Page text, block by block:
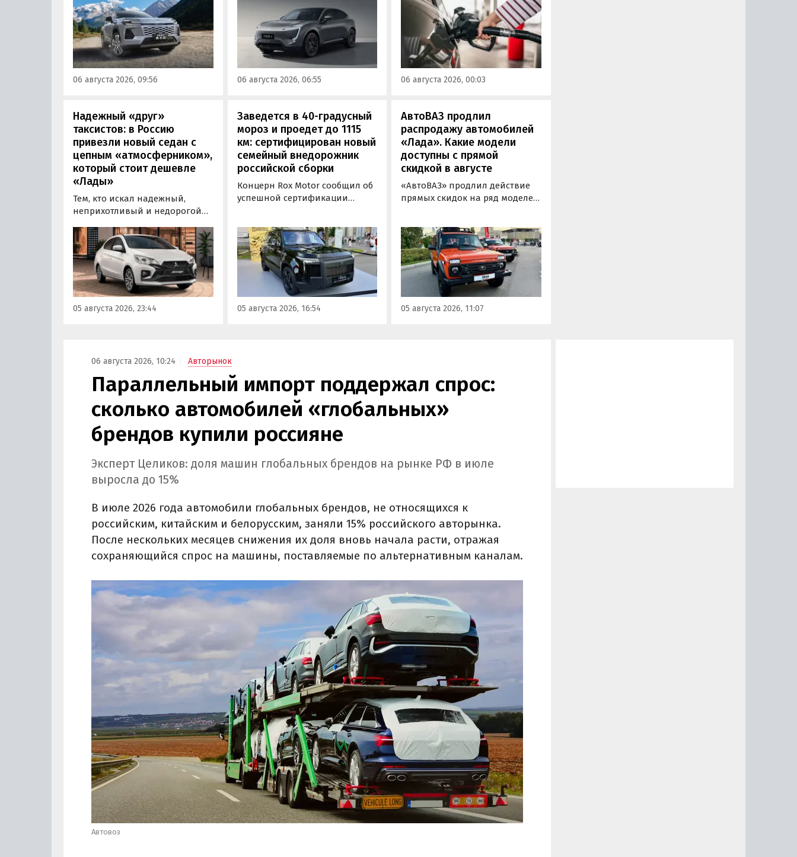
копией RAV4 для китайского
рынка. Там он стоит минимум 2
000 000 рублей по текущему
курсу, а у нас с учетом всех
расходов цены на них стартуют
от 3 700 000 рублей, выяснили
«Автоновости дня».
06 августа 2026, 09:56
кроссовера Avatr 11 в России
версиями 2026 года. Вместе с
этим из его прайс-листа
исчезло единственное
заднеприводное исполнение,
а минимальная цена модели
выросла на 760 тыс. рублей,
06 августа 2026, 06:55
отпускаемого топлива. Это
позволит автовладельцам
осознанно выбрать топливо
определенного класса — от
«Евро-2» до «Евро-5»,
сообщили в Минэнерго РФ.
06 августа 2026, 00:03
Надежный «друг»
таксистов: в Россию
привезли новый седан с
цепным «атмосферником»,
который стоит дешевле
«Лады»
Тем, кто искал надежный,
неприхотливый и недорогой
может подойти популярный у
азиатских таксистов седан
Mitsubishi Attrage. В Таиланде
он стоит от 1 380 000 рублей по
текущему курсу, а «частник» из
Екатеринбурга просит за него 1
600 000 рублей, узнали
05 августа 2026, 23:44
Заведется в 40-градусный
мороз и проедет до 1115
км: сертифицирован новый
семейный внедорожник
российской сборки
Концерн Rox Motor сообщил об
успешной сертификации
Модель получила Одобрение
типа транспортного средства
(ОТТС), позволяющее
выпускаться на
калининградском заводе
«Автотор» с российским VIN-
номером.
05 августа 2026, 16:54
АвтоВАЗ продлил
распродажу автомобилей
«Лада». Какие модели
доступны с прямой
скидкой в августе
«АвтоВАЗ» продлил действие
прямых скидок на ряд моделей
августа 2026 года. При их
покупке можно сэкономить от
20 000 до 100 000 рублей,
выяснили «Автоновости дня» в
ходе регулярного мониторинга
прайс-листов LADA.
05 августа 2026, 11:07
06 августа 2026, 10:24 Авторынок
Параллельный импорт поддержал спрос:
сколько автомобилей «глобальных»
брендов купили россияне
Эксперт Целиков: доля машин глобальных брендов на рынке РФ в июле
выросла до 15%
В июле 2026 года автомобили глобальных брендов, не относящихся к
российским, китайским и белорусским, заняли 15% российского авторынка.
После нескольких месяцев снижения их доля вновь начала расти, отражая
сохраняющийся спрос на машины, поставляемые по альтернативным каналам.
Автовоз